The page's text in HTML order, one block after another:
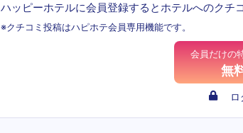
ハッピーホテルに会員登録するとホテルへのクチ
※クチコミ投稿はハピホテ会員専用機能です。
会員だけの
無